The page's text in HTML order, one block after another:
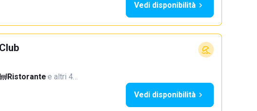
Vedi disponibilità
Ristorante·e altri 4…
Vedi disponibilità